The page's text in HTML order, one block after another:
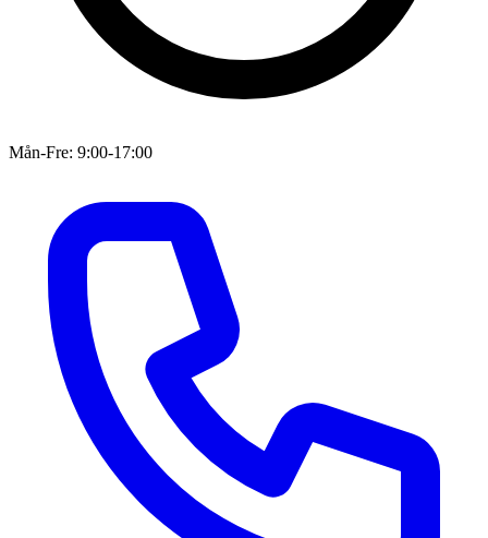
Mån-Fre: 9:00-17:00